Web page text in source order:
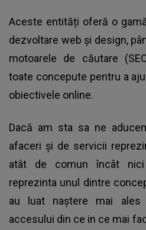
Aceste entități oferă o
dezvoltare web și design,
motoarele de căutare
toate concepute pentru a
obiectivele online.
Dacă am sta sa ne
afaceri și de servicii
atât de comun încât
reprezinta unul dintre
au luat naștere mai
accesului din ce in ce mai